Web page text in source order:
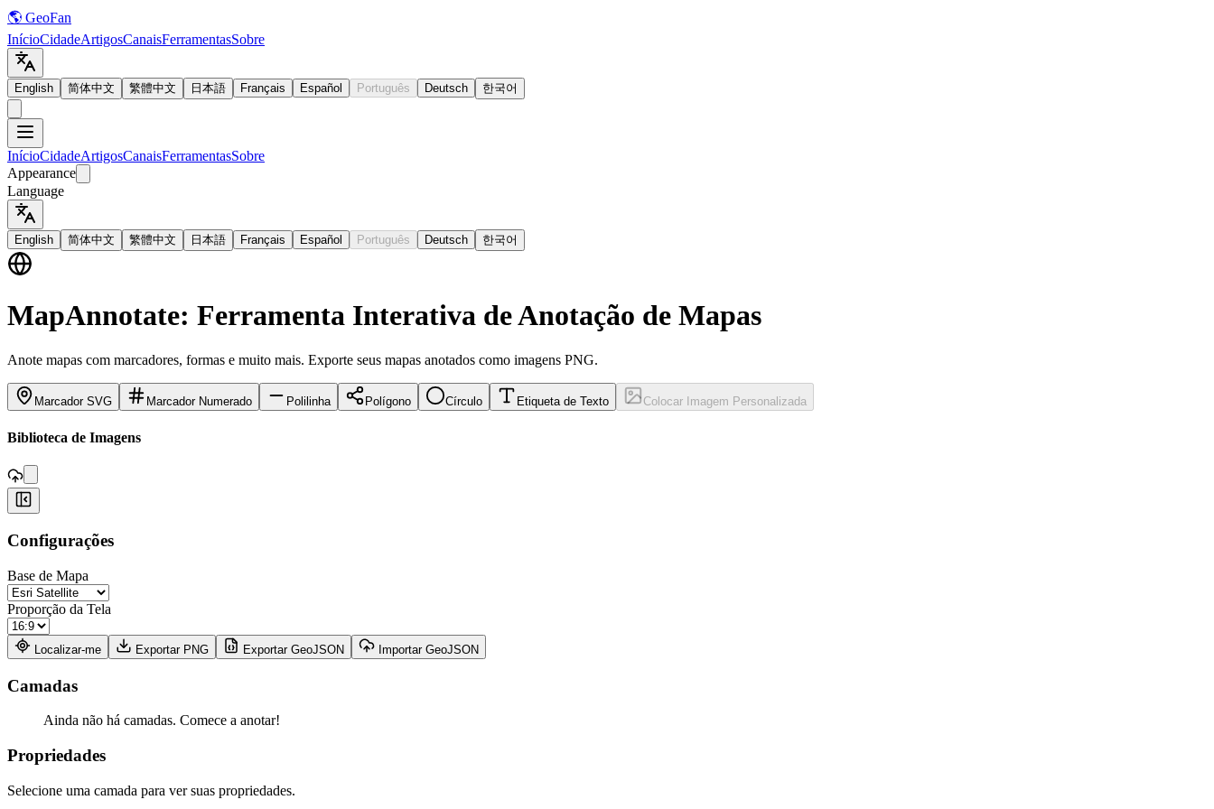
🌎 GeoFan
InícioCidadeArtigosCanaisFerramentasSobre
English 简体中文 繁體中文 日本語 Français Español Português Deutsch 한국어
InícioCidadeArtigosCanaisFerramentasSobre
Appearance
Language
English 简体中文 繁體中文 日本語 Français Español Português Deutsch 한국어
MapAnnotate: Ferramenta Interativa de Anotação de Mapas
Anote mapas com marcadores, formas e muito mais. Exporte seus mapas anotados como imagens PNG.
Marcador SVG Marcador Numerado Polilinha Polígono Círculo Etiqueta de Texto Colocar Imagem Personalizada
Biblioteca de Imagens
+
Configurações
Base de Mapa
Proporção da Tela
Localizar-me Exportar PNG Exportar GeoJSON Importar GeoJSON
Camadas
Ainda não há camadas. Comece a anotar!
Propriedades
Selecione uma camada para ver suas propriedades.